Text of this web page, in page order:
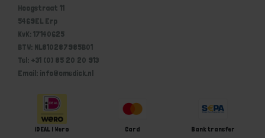
Hoogstraat 11
5469EL Erp
KvK: 17140625
BTW: NL810287985B01
Tel: +31 (0) 85 20 20 913
Email: info@omedick.nl
iDEAL | Wero Card Bank transfer